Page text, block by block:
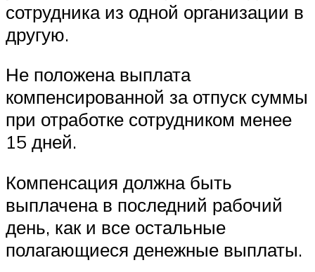
сотрудника из одной организации в
другую.
Не положена выплата
компенсированной за отпуск суммы
при отработке сотрудником менее
15 дней.
Компенсация должна быть
выплачена в последний рабочий
день, как и все остальные
полагающиеся денежные выплаты.